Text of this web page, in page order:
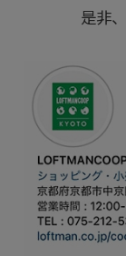
是非